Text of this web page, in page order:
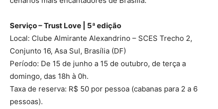
Serviço – Trust Love | 5ª edição
Local: Clube Almirante Alexandrino – SCES Trecho 2,
Conjunto 16, Asa Sul, Brasília (DF)
Período: De 15 de junho a 15 de outubro, de terça a
domingo, das 18h à 0h.
Taxa de reserva: R$ 50 por pessoa (cabanas para 2 a 6
pessoas).